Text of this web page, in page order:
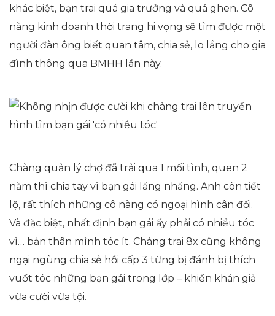
khác biệt, bạn trai quá gia trưởng và quá ghen. Cô
nàng kinh doanh thời trang hi vọng sẽ tìm được một
người đàn ông biết quan tâm, chia sẻ, lo lắng cho gia
đình thông qua BMHH lần này.
Chàng quản lý chợ đã trải qua 1 mối tình, quen 2
năm thì chia tay vì bạn gái lăng nhăng. Anh còn tiết
lộ, rất thích những cô nàng có ngoại hình cân đối.
Và đặc biệt, nhất định bạn gái ấy phải có nhiều tóc
vì… bản thân mình tóc ít. Chàng trai 8x cũng không
ngại ngùng chia sẻ hồi cấp 3 từng bị đánh bị thích
vuốt tóc những bạn gái trong lớp – khiến khán giả
vừa cười vừa tội.